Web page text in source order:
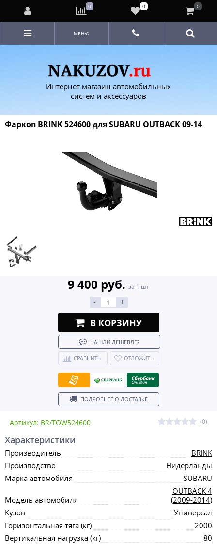
Интернет магазин автомобильных
систем и аксессуаров
МЕНЮ
Фаркоп BRINK 524600 для SUBARU OUTBACK 09-14
Артикул: BR/TOW524600 (0)
9 400 руб. за 1 шт
- +
В КОРЗИНУ
НАШЛИ ДЕШЕВЛЕ?
СРАВНИТЬ ОТЛОЖИТЬ
ПОДРОБНЕЕ О ДОСТАВКЕ
Характеристики
Производитель
BRINK
Производство
Нидерланды
Марка автомобиля
SUBARU
Модель автомобиля
OUTBACK 4
(2009-2014)
Кузов
Универсал
Горизонтальная тяга (кг)
2000
Вертикальная нагрузка (кг)
80
0 0 0